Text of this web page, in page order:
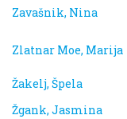
Zavašnik, Nina
Zlatnar Moe, Marija
Žakelj, Špela
Žgank, Jasmina